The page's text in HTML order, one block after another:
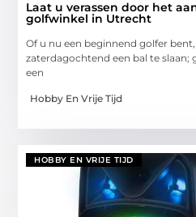
Laat u verassen door het
golfwinkel in Utrecht
Of u nu een beginnend golfer
zaterdagochtend een bal te slaan;
een
Hobby En Vrije Tijd
HOBBY EN VRIJE TIJD